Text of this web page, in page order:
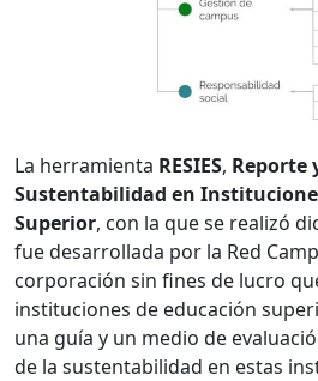
La herramienta RESIES, Reporte
Sustentabilidad en
Superior, con la que se realizó
fue desarrollada por la Red
corporación sin fines de lucro
instituciones de educación
una guía y un medio de
de la sustentabilidad en estas